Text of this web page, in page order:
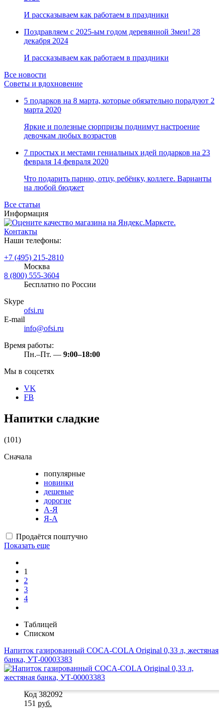
И рассказываем как работаем в праздники
Поздравляем с 2025-ым годом деревянной Змеи! 28
декабря 2024
И рассказываем как работаем в праздники
Все новости
Советы и вдохновение
5 подарков на 8 марта, которые обязательно порадуют 2
марта 2020
Яркие и полезные сюрпризы поднимут настроение
девочкам любых возрастов
7 простых и местами гениальных идей подарков на 23
февраля 14 февраля 2020
Что подарить парню, отцу, ребёнку, коллеге. Варианты
на любой бюджет
Все статьи
Информация
Контакты
Наши телефоны:
+7 (495) 215-2810
Москва
8 (800) 555-3604
Бесплатно по России
Skype
ofsi.ru
E-mail
info@ofsi.ru
Время работы:
Пн.–Пт. — 9:00–18:00
Мы в соцсетях
VK
FB
Напитки сладкие
(101)
Сначала
популярные
новинки
дешевые
дорогие
А-Я
Я-А
Продаётся поштучно
Показать еще
1
2
3
4
Таблицей
Списком
Напиток газированный COCA-COLA Original 0,33 л, жестяная
банка, УТ-00003383
Код 382092
151 руб.